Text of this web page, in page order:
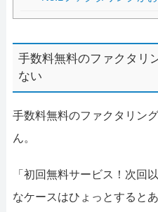
手数料無料のファクタリ
ない
手数料無料のファクタリン
ん。
「初回無料サービス！次回
なケースはひょっとすると